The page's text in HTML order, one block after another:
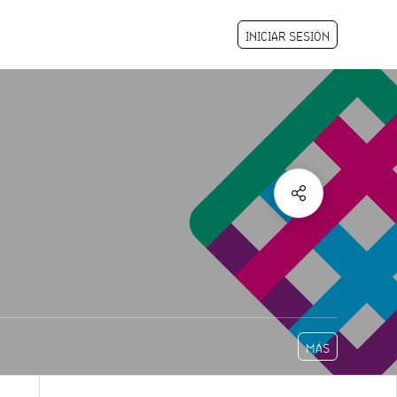
INICIAR SESIÓN
MÁS